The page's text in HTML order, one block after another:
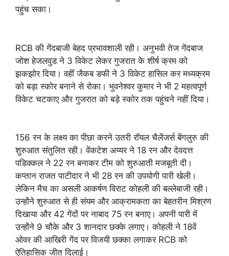
पहुंच सका।
RCB की गेंदबाजी बेहद प्रभावशाली रही। अनुभवी तेज गेंदबाज
जोश हेजलवुड ने 3 विकेट लेकर गुजरात के शीर्ष क्रम को
झकझोर दिया। वहीं जैकब डफी ने 3 विकेट हासिल कर मध्यक्रम
को बड़ा स्कोर बनाने से रोका। भुवनेश्वर कुमार ने भी 2 महत्वपूर्ण
विकेट चटकाए और गुजरात को बड़े स्कोर तक पहुंचने नहीं दिया।
156 रन के लक्ष्य का पीछा करने उतरी रॉयल चैलेंजर्स बेंगलुरु की
शुरुआत संतुलित रही। वेंकटेश अय्यर ने 18 रन और देवदत्त
पडिक्कल ने 22 रन बनाकर टीम को शुरुआती मजबूती दी।
कप्तान राजत पाटीदार ने भी 28 रन की उपयोगी पारी खेली।
लेकिन मैच का असली आकर्षण विराट कोहली की बल्लेबाजी रही।
उन्होंने शुरुआत से ही संयम और आक्रामकता का बेहतरीन मिश्रण
दिखाया और 42 गेंदों पर नाबाद 75 रन बनाए। अपनी पारी में
उन्होंने 9 चौके और 3 शानदार छक्के लगाए। कोहली ने 18वें
ओवर की आखिरी गेंद पर विजयी छक्का लगाकर RCB को
ऐतिहासिक जीत दिलाई।